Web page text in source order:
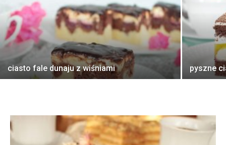
ciasto fale dunaju z wiśniami pyszne